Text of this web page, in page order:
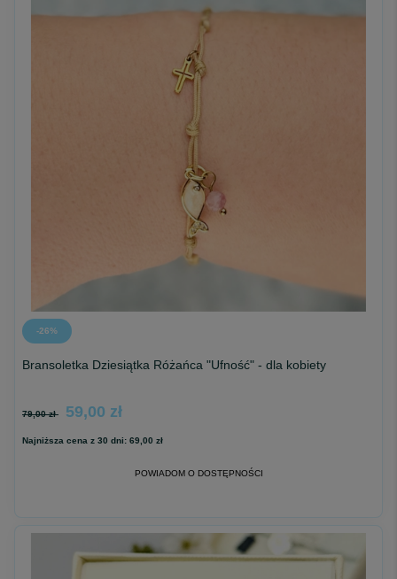
-26%
Bransoletka Dziesiątka Różańca "Ufność" - dla kobiety
79,00 zł 59,00 zł
Najniższa cena z 30 dni: 69,00 zł
POWIADOM O DOSTĘPNOŚCI